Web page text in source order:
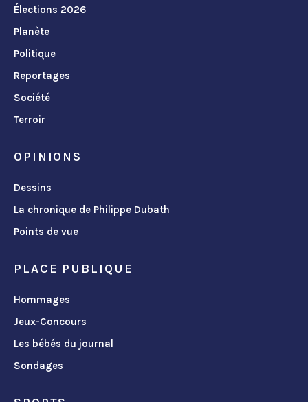
Élections 2026
Planète
Politique
Reportages
Société
Terroir
OPINIONS
Dessins
La chronique de Philippe Dubath
Points de vue
PLACE PUBLIQUE
Hommages
Jeux-Concours
Les bébés du journal
Sondages